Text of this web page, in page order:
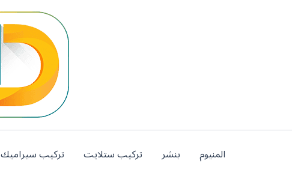
المنيوم بنشر تركيب ستلايت تركيب سيراميك